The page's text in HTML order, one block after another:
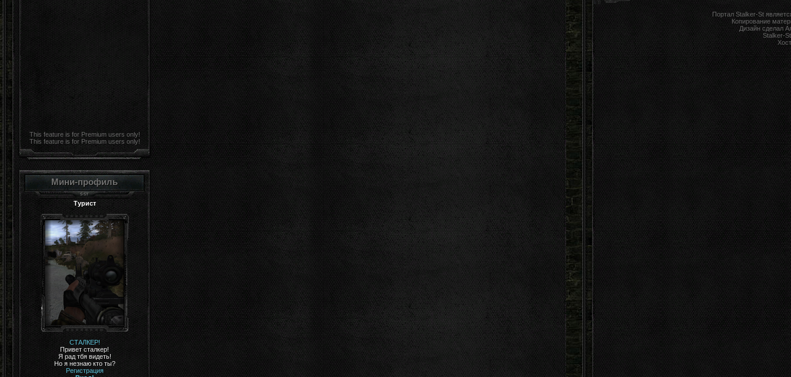
This feature is for Premium users only!
This feature is for Premium users only!
Мини-профиль
Турист
СТАЛКЕР!
Привет сталкер!
Я рад тбя видеть!
Но я незнаю кто ты?
Регистрация
Портал Stalker-St
Копирование
Дизайн сделал
Stalker-